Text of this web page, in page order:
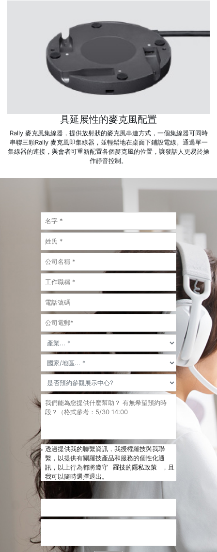
具延展性的麥克風配置
Rally 麥克風集線器，提供放射狀的麥克風串連方式，一個集線器可同時
串聯三顆Rally 麥克風即集線器，並輕鬆地在桌面下鋪設電線。通過單一
集線器的連接，與會者可重新配置各個麥克風的位置，讓發話人更易於操
作靜音控制。
透過提供我的聯繫資訊，我授權羅技與我聯
繫，以提供有關羅技產品和服務的個性化通
訊，以上行為都將遵守
羅技的隱私政策
，且
我可以隨時選擇退出。